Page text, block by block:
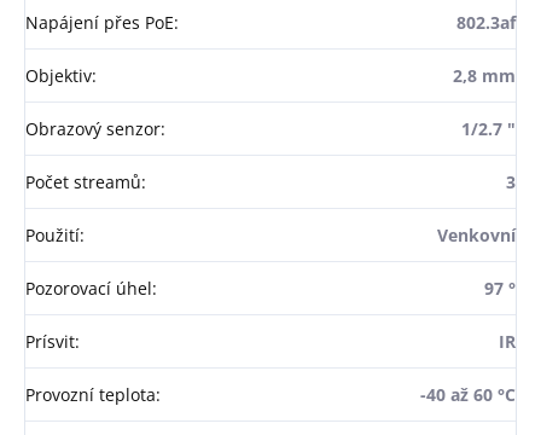
Napájení přes PoE: 802.3af
Objektiv: 2,8 mm
Obrazový senzor: 1/2.7 "
Počet streamů: 3
Použití: Venkovní
Pozorovací úhel: 97 °
Prísvit: IR
Provozní teplota: -40 až 60 °C